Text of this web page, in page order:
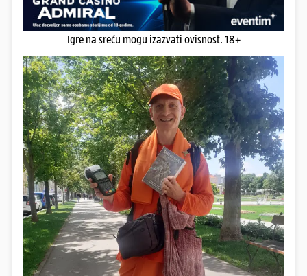
Igre na sreću mogu izazvati ovisnost. 18+